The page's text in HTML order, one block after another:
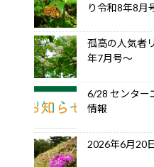
り令和8年8月
孤高の人気者
年7月号～
6/28 センタ
情報
2026年6月20